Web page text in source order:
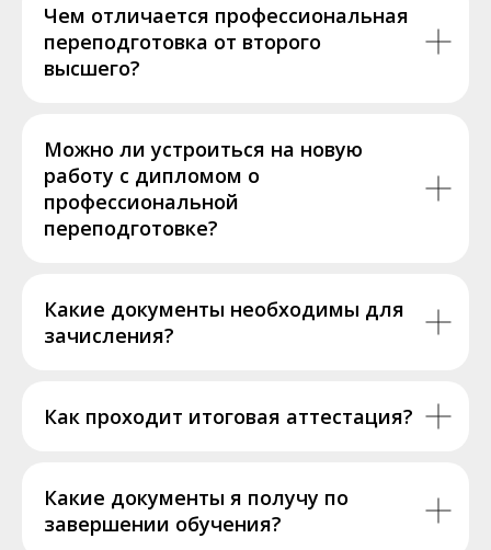
Чем отличается профессиональная
переподготовка от второго
высшего?
Можно ли устроиться на новую
работу с дипломом о
профессиональной
переподготовке?
Какие документы необходимы для
зачисления?
Как проходит итоговая аттестация?
Какие документы я получу по
завершении обучения?